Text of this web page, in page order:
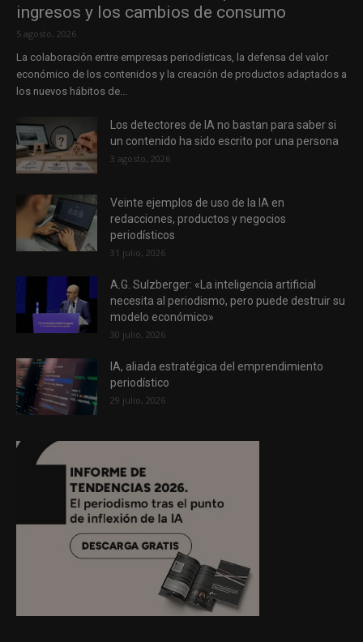
ingresos y los cambios de consumo
5 agosto, 2026
La colaboración entre empresas periodísticas, la defensa del valor
económico de los contenidos y la creación de productos adaptados a
los nuevos hábitos de...
Los detectores de IA no bastan para saber si
un contenido ha sido escrito por una persona
3 agosto, 2026
Veinte ejemplos de uso de la IA en
redacciones, productos y negocios
periodísticos
31 julio, 2026
A.G. Sulzberger: «La inteligencia artificial
necesita al periodismo, pero puede destruir su
modelo económico»
30 julio, 2026
IA, aliada estratégica del emprendimiento
periodístico
29 julio, 2026